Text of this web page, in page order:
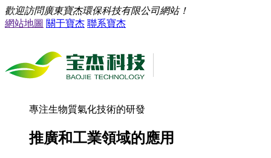
歡迎訪問廣東寶杰環保科技有限公司網站！
網站地圖 關于寶杰 聯系寶杰
專注生物質氣化技術的研發
推廣和工業領域的應用